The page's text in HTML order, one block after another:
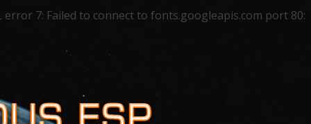
7: Failed to connect to fonts.googleapis.com port 80: